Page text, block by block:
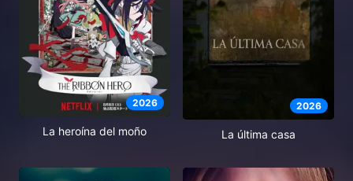
2026
La heroína del moño
2026
La última casa